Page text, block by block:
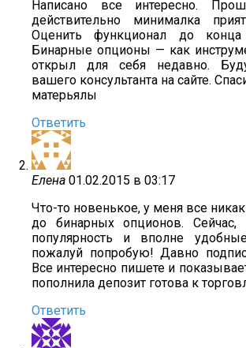
Написано все интересно.
действительно минималка
Оценить функционал до
Бинарные опционы — как
открыл для себя недавно.
вашего консультанта на сайте.
матерьялы
Ответить
Елена 01.02.2015 в 03:17
Что-то новенькое, у меня все
до бинарных опционов. Сейчас,
популярность и вполне
пожалуй попробую! Давно
Все интересно пишете и
пополнила депозит готова к
Ответить